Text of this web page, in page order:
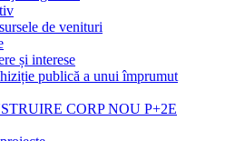
de venituri
și interese
publică a unui împrumut
CORP NOU P+2E